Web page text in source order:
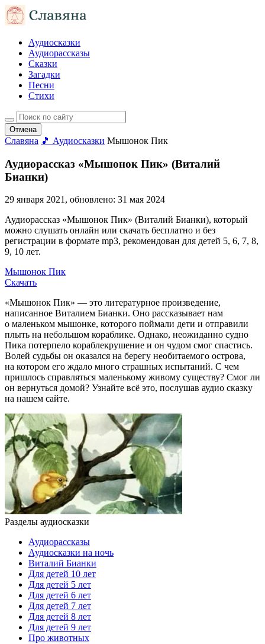
Аудиосказки
Аудиорассказы
Сказки
Загадки
Песни
Стихи
Отмена
Славяна 🎵 Аудиосказки Мышонок Пик
Аудиорассказ «Мышонок Пик» (Виталий
Бианки)
29 января 2021, обновлено: 31 мая 2024
Аудиорассказ «Мышонок Пик» (Виталий Бианки), который
можно слушать онлайн или скачать бесплатно и без
регистрации в формате mp3, рекомендован для детей 5, 6, 7, 8,
9, 10 лет.
Мышонок Пик
Скачать
«Мышонок Пик» — это литературное произведение,
написанное Виталием Бианки. Оно рассказывает нам
о маленьком мышонке, которого поймали дети и отправили
плыть на небольшом кораблике. Однако, неожиданно судно
Пика потерпело кораблекрушение и он чудом смог спастись.
Волей судьбы он оказался на берегу необитаемого острова,
на котором его ждало много страшных испытаний. С чем
пришлось справляться маленькому живому существу? Смог ли
он вернуться домой? Узнайте всё это, послушав аудио сказку
на нашем сайте.
Разделы аудиосказки
Аудиорассказы
Аудиосказки на ночь
Виталий Бианки
Для детей 10 лет
Для детей 5 лет
Для детей 6 лет
Для детей 7 лет
Для детей 8 лет
Для детей 9 лет
Про животных